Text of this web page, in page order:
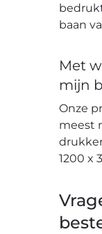
baan
Met
mijn
Onze
meest
1200 x